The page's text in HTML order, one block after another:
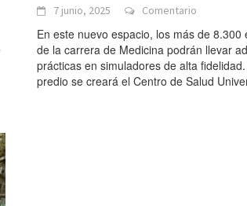
7 junio, 2025 Comentario
En este nuevo espacio, los más de 8.300
de la carrera de Medicina podrán llevar
prácticas en simuladores de alta
predio se creará el Centro de Salud